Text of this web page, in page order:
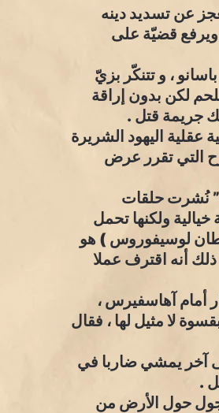
عن تسديد دينه
قضيّة على
، و تتنكّر بزيّ
لكن بدون إراقة
جريمة قتل .
اليهود الشريرة
التي تقرر عرض
” نُشرت حلقات
سنة 1844 إلى سنة 1845 ، نجد رواية خيالية ولكنها تحمل
لوسيفوروس ) هو
أنه اقترف عملا
أمام آهاسفيرس ،
لا مثيل لها ، فقال
آخر يمشي ضاربا في
.
حول الأرض من